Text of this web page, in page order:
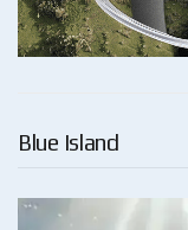
Blue Island